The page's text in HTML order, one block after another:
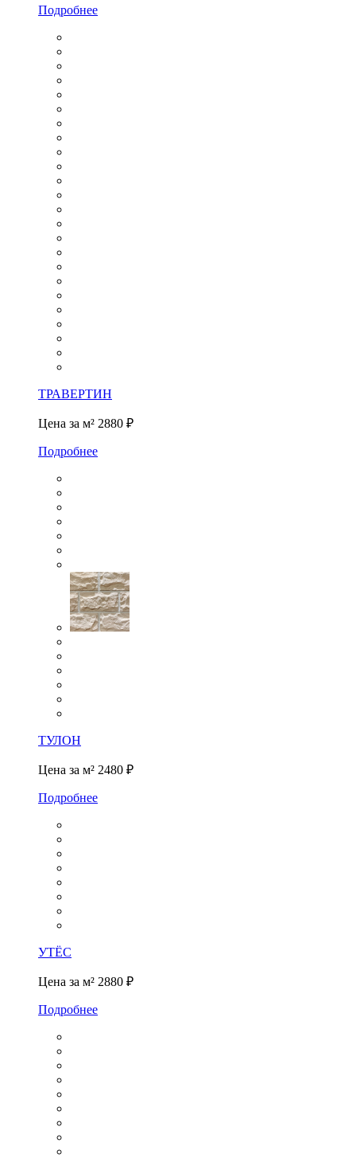
Подробнее
ТРАВЕРТИН
Цена за м² 2880 ₽
Подробнее
ТУЛОН
Цена за м² 2480 ₽
Подробнее
УТЁС
Цена за м² 2880 ₽
Подробнее